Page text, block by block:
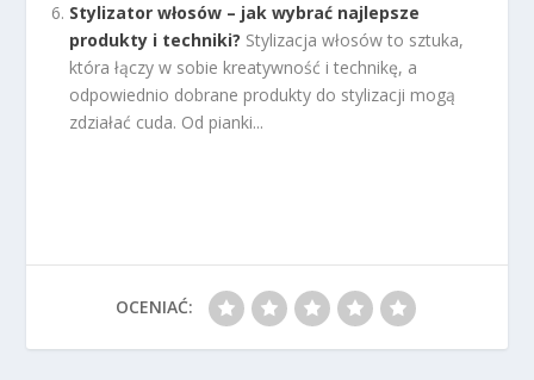
Stylizator włosów – jak wybrać najlepsze
produkty i techniki? Stylizacja włosów to sztuka,
która łączy w sobie kreatywność i technikę, a
odpowiednio dobrane produkty do stylizacji mogą
zdziałać cuda. Od pianki...
OCENIAĆ: